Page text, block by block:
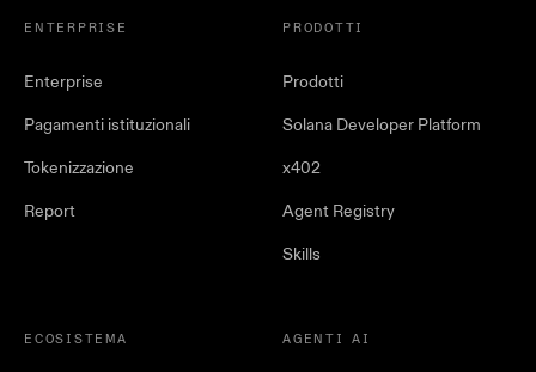
ENTERPRISE
Enterprise
Pagamenti istituzionali
Tokenizzazione
Report
PRODOTTI
Prodotti
Solana Developer Platform
x402
Agent Registry
Skills
ECOSISTEMA AGENTI AI